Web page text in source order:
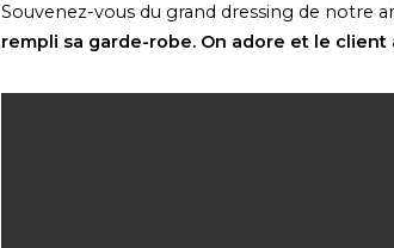
Souvenez-vous du grand dressing de notre
rempli sa garde-robe. On adore et le client